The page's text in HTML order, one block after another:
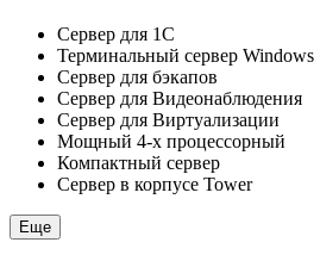
Сервер для 1С
Терминальный сервер Windows
Сервер для бэкапов
Сервер для Видеонаблюдения
Сервер для Виртуализации
Мощный 4-х процессорный
Компактный сервер
Сервер в корпусе Tower
Еще